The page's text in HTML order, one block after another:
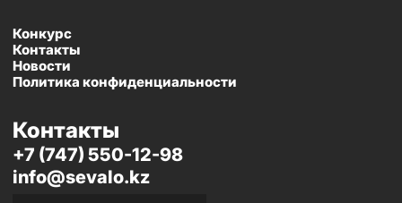
Конкурс
Контакты
Новости
Политика конфиденциальности
Контакты
+7 (747) 550-12-98
info@sevalo.kz